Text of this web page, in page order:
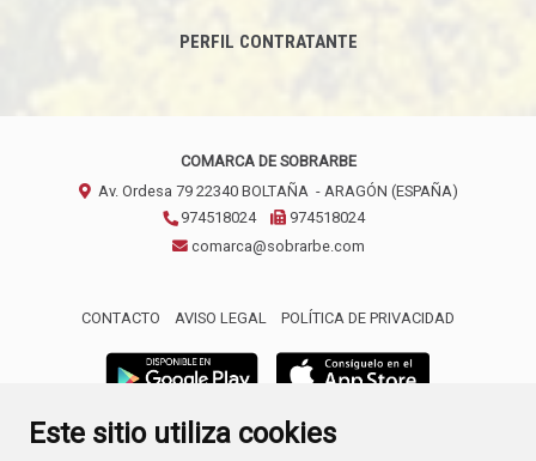
Este sitio utiliza cookies
PERFIL CONTRATANTE
COMARCA DE SOBRARBE
Av. Ordesa 79 22340 BOLTAÑA - ARAGÓN (ESPAÑA)
974518024
974518024
comarca@sobrarbe.com
CONTACTO AVISO LEGAL POLÍTICA DE PRIVACIDAD